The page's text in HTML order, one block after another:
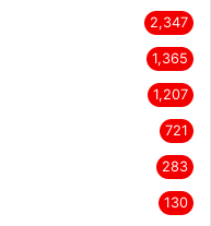
2,347
1,365
1,207
721
283
130